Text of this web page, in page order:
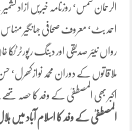
الرحمان شمس‘ روزنامہ خبریں آزاد
احمد بٹ‘ معروف صحافی جہانگیر
رواں نیئر صدیقی اور دبنگ رپورٹر ٹکا
ملاقاتوں کے دوران محمد نوازکھرل‘ حسن
اکبر بھی المصطفیٰ کے وفد کا حصہ تھے۔
المصطفیٰ کے وفد کا اسلام آباد میں